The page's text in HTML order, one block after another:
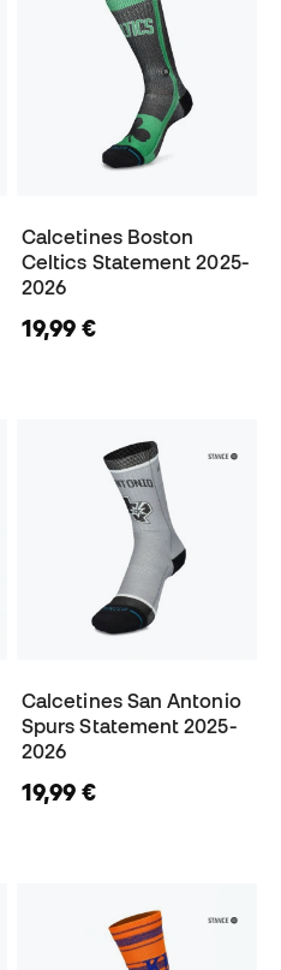
Calcetines Boston
Celtics Statement 2025-
2026
19,99 €
Calcetines San Antonio
Spurs Statement 2025-
2026
19,99 €